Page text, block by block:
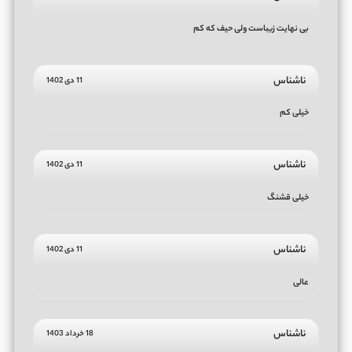
بی نهایت زیباست ولی حیف که کم
ناشناس 11 دی 1402
خیلی کم
ناشناس 11 دی 1402
خیلی قشنگ
ناشناس 11 دی 1402
عالی
ناشناس 18 خرداد 1403